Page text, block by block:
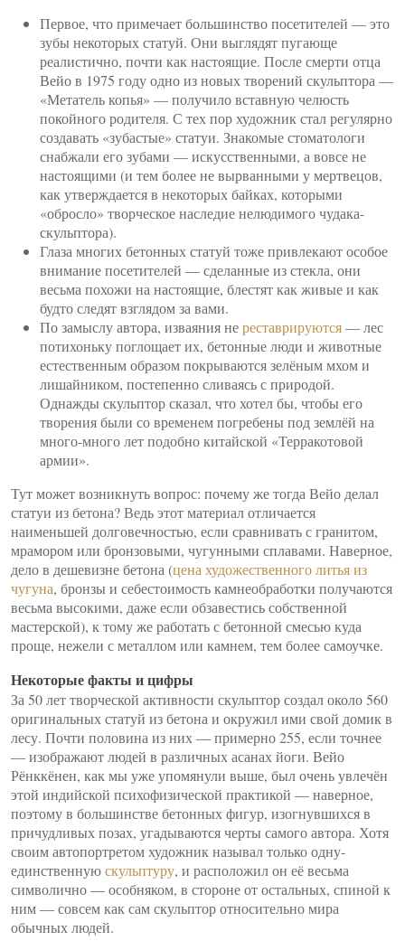
Первое, что примечает большинство посетителей — это
зубы некоторых статуй. Они выглядят пугающе
реалистично, почти как настоящие. После смерти отца
Вейо в 1975 году одно из новых творений скульптора —
«Метатель копья» — получило вставную челюсть
покойного родителя. С тех пор художник стал регулярно
создавать «зубастые» статуи. Знакомые стоматологи
снабжали его зубами — искусственными, а вовсе не
настоящими (и тем более не вырванными у мертвецов,
как утверждается в некоторых байках, которыми
«обросло» творческое наследие нелюдимого чудака-
скульптора).
Глаза многих бетонных статуй тоже привлекают особое
внимание посетителей — сделанные из стекла, они
весьма похожи на настоящие, блестят как живые и как
будто следят взглядом за вами.
По замыслу автора, изваяния нереставрируются— лес
потихоньку поглощает их, бетонные люди и животные
естественным образом покрываются зелёным мхом и
лишайником, постепенно сливаясь с природой.
Однажды скульптор сказал, что хотел бы, чтобы его
творения были со временем погребены под землёй на
много-много лет подобно китайской «Терракотовой
армии».
Тут может возникнуть вопрос: почему же тогда Вейо делал
статуи из бетона? Ведь этот материал отличается
наименьшей долговечностью, если сравнивать с гранитом,
мрамором или бронзовыми, чугунными сплавами. Наверное,
дело в дешевизне бетона (цена художественного литья из
чугуна, бронзы и себестоимость камнеобработки получаются
весьма высокими, даже если обзавестись собственной
мастерской), к тому же работать с бетонной смесью куда
проще, нежели с металлом или камнем, тем более самоучке.
Некоторые факты и цифры
За 50 лет творческой активности скульптор создал около 560
оригинальных статуй из бетона и окружил ими свой домик в
лесу. Почти половина из них — примерно 255, если точнее
— изображают людей в различных асанах йоги. Вейо
Рёнккёнен, как мы уже упомянули выше, был очень увлечён
этой индийской психофизической практикой — наверное,
поэтому в большинстве бетонных фигур, изогнувшихся в
причудливых позах, угадываются черты самого автора. Хотя
своим автопортретом художник называл только одну-
единственнуюскульптуру, и расположил он её весьма
символично — особняком, в стороне от остальных, спиной к
ним — совсем как сам скульптор относительно мира
обычных людей.